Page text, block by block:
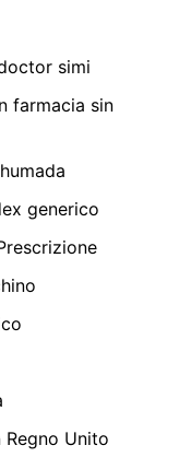
simi
farmacia sin
generico
Unito